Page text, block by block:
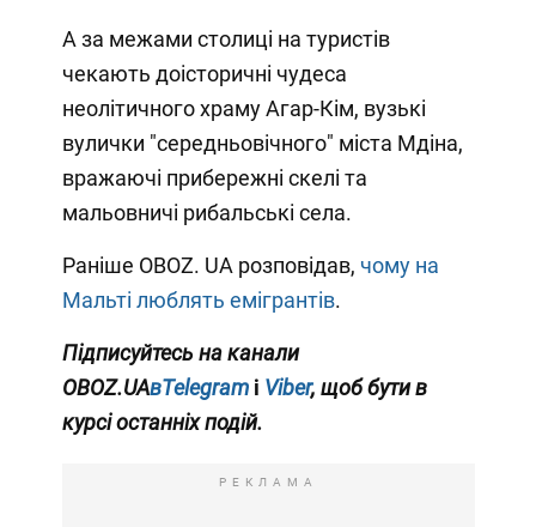
А за межами столиці на туристів
чекають доісторичні чудеса
неолітичного храму Агар-Кім, вузькі
вулички "середньовічного" міста Мдіна,
вражаючі прибережні скелі та
мальовничі рибальські села.
Раніше OBOZ. UA розповідав, чому на
Мальті люблять емігрантів.
Підписуйтесь на канали
OBOZ.UAвTelegramі Viber, щоб бути в
курсі останніх подій.
РЕКЛАМА